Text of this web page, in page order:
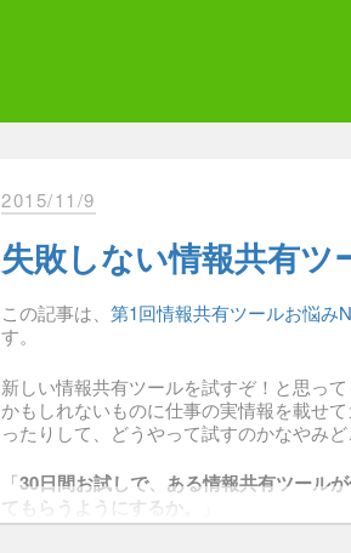
2015/11/9
失敗しない情報共有
この記事は、 第1回情報共有ツールお悩み
す。
新しい情報共有ツールを試すぞ！と思っ
かもしれないものに仕事の実情報を載せ
ったりして、どうやって試すのかなやみど
「30日間お試しで、ある情報共有ツール
てもらうようにするか。
こんなお題でアイデア出しをした結果を